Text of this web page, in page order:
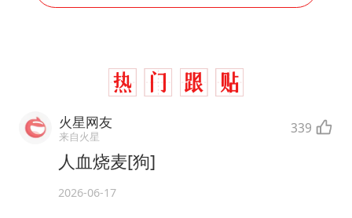
火星网友
来自火星 339
人血烧麦[狗]
2026-06-17